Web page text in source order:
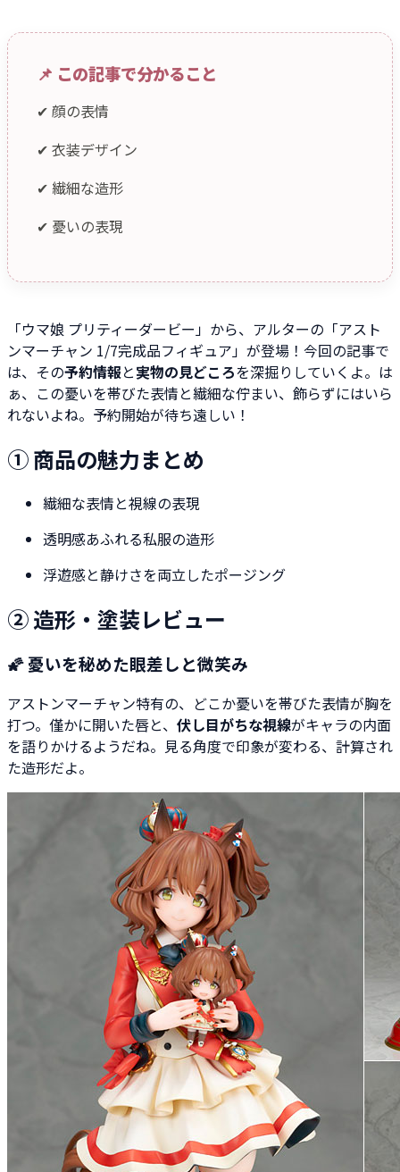
📌 この記事で分かること
✔ 顔の表情
✔ 衣装デザイン
✔ 繊細な造形
✔ 憂いの表現
「ウマ娘 プリティーダービー」から、アルターの「アスト
ンマーチャン 1/7完成品フィギュア」が登場！今回の記事で
は、その予約情報と実物の見どころを深掘りしていくよ。は
ぁ、この憂いを帯びた表情と繊細な佇まい、飾らずにはいら
れないよね。予約開始が待ち遠しい！
① 商品の魅力まとめ
繊細な表情と視線の表現
透明感あふれる私服の造形
浮遊感と静けさを両立したポージング
② 造形・塗装レビュー
🌠 憂いを秘めた眼差しと微笑み
アストンマーチャン特有の、どこか憂いを帯びた表情が胸を
打つ。僅かに開いた唇と、 伏し目がちな視線がキャラの内面
を語りかけるようだね。見る角度で印象が変わる、計算され
た造形だよ。